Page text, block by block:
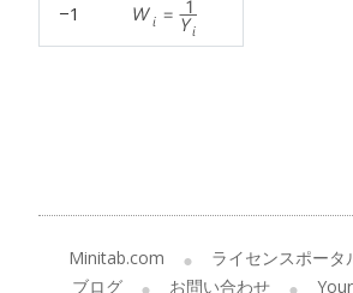
−1
Minitab.com ライセンスポータ
ブログ
お問い合わせ